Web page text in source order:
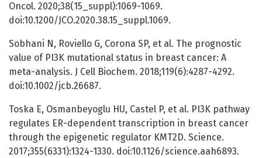
Oncol. 2020;38(15_suppl):1069-1069.
doi:10.1200/JCO.2020.38.15_suppl.1069.
Sobhani N, Roviello G, Corona SP, et al. The prognostic
value of PI3K mutational status in breast cancer: A
meta-analysis. J Cell Biochem. 2018;119(6):4287-4292.
doi:10.1002/jcb.26687.
Toska E, Osmanbeyoglu HU, Castel P, et al. PI3K pathway
regulates ER-dependent transcription in breast cancer
through the epigenetic regulator KMT2D. Science.
2017;355(6331):1324-1330. doi:10.1126/science.aah6893.